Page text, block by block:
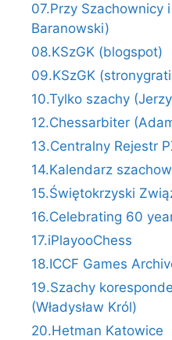
07.Przy Szachownicy
Baranowski)
08.KSzGK (blogspot)
09.KSzGK
10.Tylko szachy
12.Chessarbiter
13.Centralny Rejestr
14.Kalendarz
15.Świętokrzyski
16.Celebrating 60
17.iPlayooChess
18.ICCF Games
19.Szachy
(Władysław Król)
20.Hetman Katowice